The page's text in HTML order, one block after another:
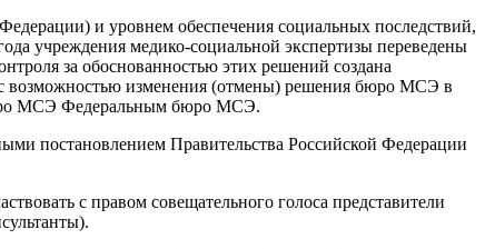
и уровнем обеспечения социальных последствий,
учреждения медико-социальной экспертизы переведены
за обоснованностью этих решений создана
изменения (отмены) решения бюро МСЭ в
МСЭ Федеральным бюро МСЭ.
постановлением Правительства Российской Федерации
с правом совещательного голоса представители